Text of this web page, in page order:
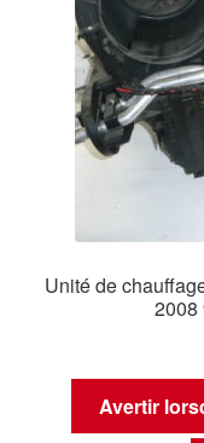
Unité de
2008
Avertir